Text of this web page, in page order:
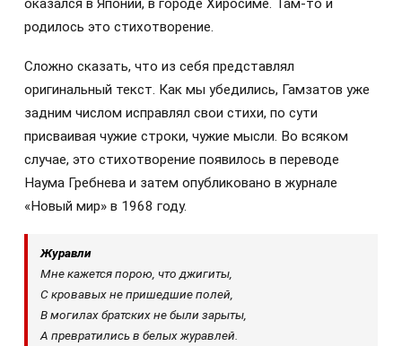
оказался в Японии, в городе Хиросиме. Там-то и
родилось это стихотворение.
Сложно сказать, что из себя представлял
оригинальный текст. Как мы убедились, Гамзатов уже
задним числом исправлял свои стихи, по сути
присваивая чужие строки, чужие мысли. Во всяком
случае, это стихотворение появилось в переводе
Наума Гребнева и затем опубликовано в журнале
«Новый мир» в 1968 году.
Журавли
Мне кажется порою, что джигиты,
С кровавых не пришедшие полей,
В могилах братских не были зарыты,
А превратились в белых журавлей.